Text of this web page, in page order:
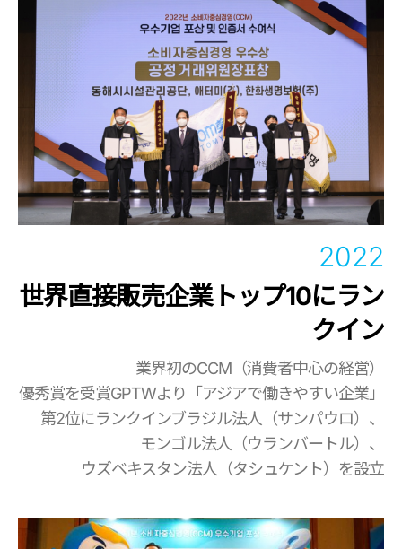
2022
世界直接販売企業トップ10にラン
クイン
業界初のCCM（消費者中心の経営）
優秀賞を受賞GPTWより「アジアで働きやすい企業」
第2位にランクインブラジル法人（サンパウロ）、
モンゴル法人（ウランバートル）、
ウズベキスタン法人（タシュケント）を設立